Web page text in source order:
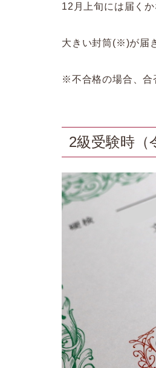
12月上旬には届く
大きい封筒(※)が届
※不合格の場合、合
2級受験時（